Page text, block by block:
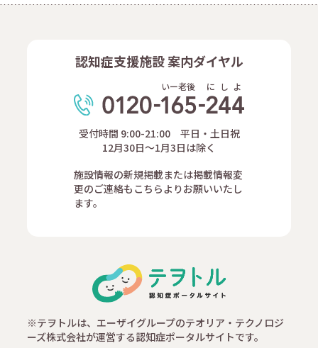
認知症支援施設 案内ダイヤル
いー老後 に し よ
受付時間 9:00-21:00 平日・土日祝
12月30日～1月3日は除く
施設情報の新規掲載または掲載情報変
更のご連絡もこちらよりお願いいたし
ます。
※テヲトルは、エーザイグループのテオリア・テクノロジ
ーズ株式会社が運営する認知症ポータルサイトです。